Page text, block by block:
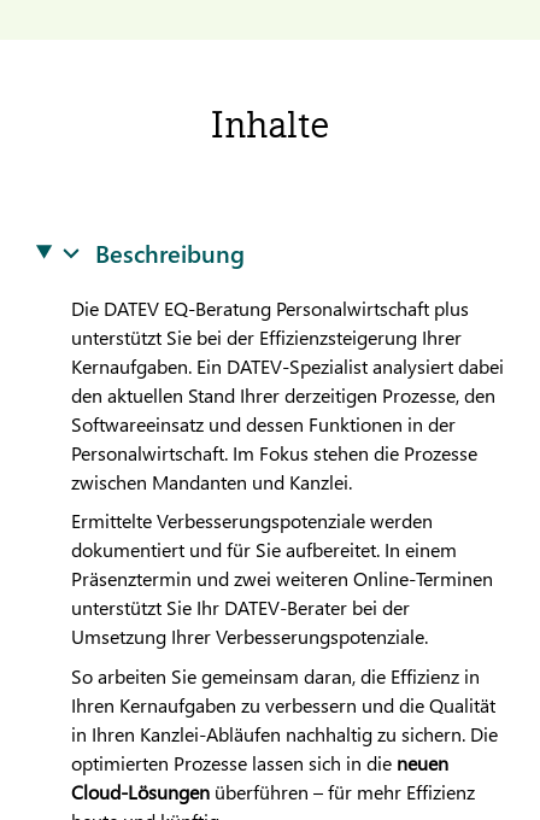
Inhalte
Beschreibung
Die DATEVEQ-Beratung Personalwirtschaft plus
unterstützt Sie bei der Effizienzsteigerung Ihrer
Kernaufgaben. Ein DATEV-Spezialist analysiert dabei
den aktuellen Stand Ihrer derzeitigen Prozesse, den
Softwareeinsatz und dessen Funktionen in der
Personalwirtschaft. Im Fokus stehen die Prozesse
zwischen Mandanten und Kanzlei.
Ermittelte Verbesserungspotenziale werden
dokumentiert und für Sie aufbereitet. In einem
Präsenztermin und zwei weiteren Online-Terminen
unterstützt Sie Ihr DATEV-Berater bei der
Umsetzung Ihrer Verbesserungspotenziale.
So arbeiten Sie gemeinsam daran, die Effizienz in
Ihren Kernaufgaben zu verbessern und die Qualität
in Ihren Kanzlei-Abläufen nachhaltig zu sichern. Die
optimierten Prozesse lassen sich in die neuen
Cloud-Lösungenüberführen – für mehr Effizienz